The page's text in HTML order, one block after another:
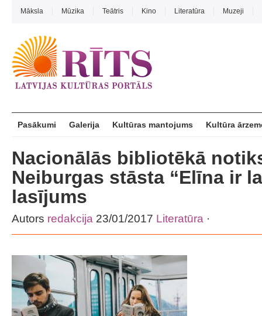
Māksla Mūzika Teātris Kino Literatūra Muzeji
Pasākumi Galerija Kultūras mantojums Kultūra
Nacionālās bibliotēkā
Neiburgas stāsta “Elīna ir
lasījums
Autors redakcija 23/01/2017 Literatūra ·